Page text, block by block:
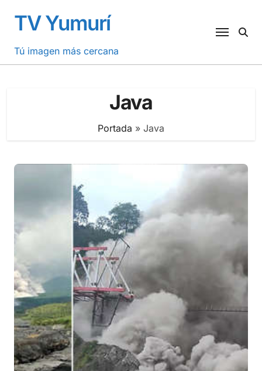
contenido
TV Yumurí
Tú imagen más cercana
Java
Portada » Java